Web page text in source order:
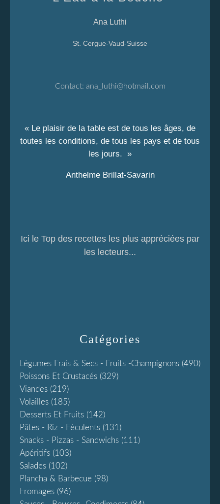
Catégories
Légumes Frais & Secs - Fruits -champignons (490)
Poissons Et Crustacés (329)
Viandes (219)
Volailles (185)
Desserts Et Fruits (142)
Pâtes - Riz - Féculents (131)
Snacks - Pizzas - Sandwichs (111)
Apéritifs (103)
Salades (102)
Plancha & Barbecue (98)
Fromages (96)
Ana Luthi
St. Cergue-Vaud-Suisse
Contact: ana_luthi@hotmail.com
« Le plaisir de la table est de tous les âges, de
toutes les conditions, de tous les pays et de tous
les jours. »
Anthelme Brillat-Savarin
Ici le Top des recettes les plus appréciées par
les lecteurs...